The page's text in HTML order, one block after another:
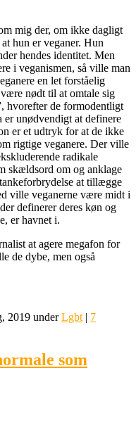
mig der, om ikke dagligt
hun er veganer. Hun
hendes identitet. Men
i veganismen, så ville man
en let forståelig
nødt til at omtale sig
hvorefter de formodentligt
unødvendigt at definere
er et udtryk for at de ikke
rigtige veganere. Der ville
radikale
skældsord om og anklage
at tillægge
ville veganerne være midt i
definerer deres køn og
er havnet i.
at agere megafon for
de dybe, men også
2019 underLgbt | 7
som